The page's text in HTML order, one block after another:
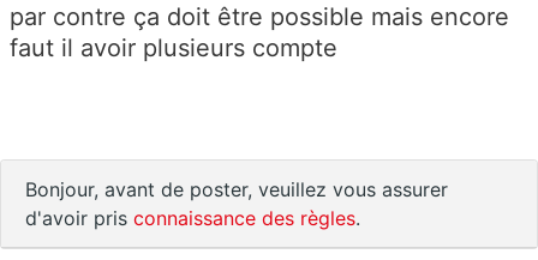
par contre ça doit être possible mais encore
faut il avoir plusieurs compte
Bonjour, avant de poster, veuillez vous assurer
d'avoir pris connaissance des règles.